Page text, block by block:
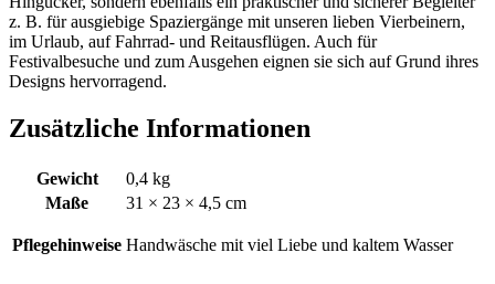
z. B. für ausgiebige Spaziergänge mit unseren lieben Vierbeinern,
im Urlaub, auf Fahrrad- und Reitausflügen. Auch für
Festivalbesuche und zum Ausgehen eignen sie sich auf Grund ihres
Designs hervorragend.
Zusätzliche Informationen
Gewicht
0,4 kg
Maße
31 × 23 × 4,5 cm
Pflegehinweise Handwäsche mit viel Liebe und kaltem Wasser